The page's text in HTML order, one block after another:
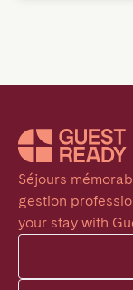
Séjours
gestion
your stay with